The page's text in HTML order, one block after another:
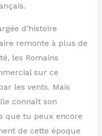
d’histoire
remonte à plus de
les Romains
sur ce
les vents. Mais
connaît son
que tu peux encore
de cette époque